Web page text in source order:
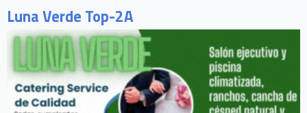
Luna Verde Top-2A